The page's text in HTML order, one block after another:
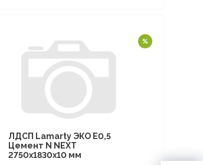
ЛДСП Lamarty ЭКО E0,5
Цемент N NEXT
2750х1830х10 мм